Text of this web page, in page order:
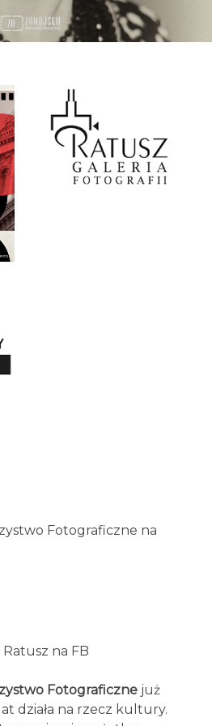
Fotograficzne na
na FB
Fotograficzne już
działa na rzecz kultury.